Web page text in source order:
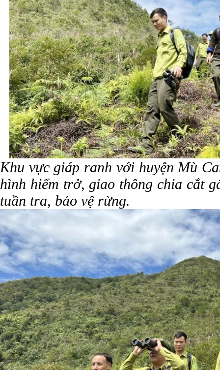
Khu vực giáp ranh với huyện Mù
hình hiểm trở, giao thông chia cắt
tuần tra, bảo vệ rừng.